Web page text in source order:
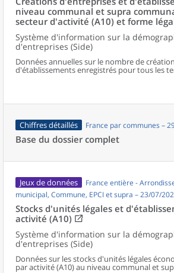
niveau communal et supra
secteur d'activité (A10) et forme
Système d'information sur la
d'entreprises (Side)
Données annuelles sur le nombre de
d'établissements enregistrés pour tous les
selon le secteur d’activité et la forme légale.
Chiffres détaillés France par communes –
Base du dossier complet
Jeux de données
France entière -
municipal, Commune, EPCI et supra – 23/07/
Stocks d'unités légales et
activité (A10)
Système d'information sur la
d'entreprises (Side)
Données sur les stocks d'unités légales
par activité (A10) au niveau communal et